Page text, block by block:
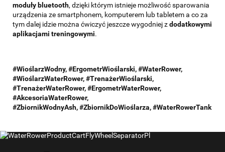
moduły bluetooth, dzięki którym istnieje możliwość sparowania
urządzenia ze smartphonem, komputerem lub tabletem a co za
tym dalej idzie można ćwiczyć jeszcze wygodniej zdodatkowymi
aplikacjami treningowymi.
#WioślarzWodny, #ErgometrWioślarski, #WaterRower,
#WioślarzWaterRower, #TrenażerWioślarski,
#TrenażerWaterRower, #ErgometrWaterRower,
#AkcesoriaWaterRower,
#ZbiornikWodnyAsh,#ZbiornikDoWioślarza,#WaterRowerTank